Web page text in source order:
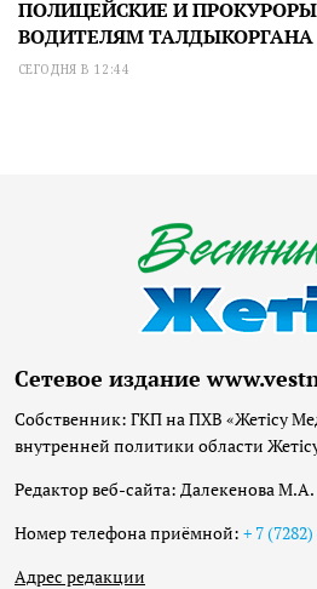
ПОЛИЦЕЙСКИЕ И
ВОДИТЕЛЯМ
СЕГОДНЯ В 12:44
Сетевое издание
Собственник: ГКП на ПХВ «Жетісу
внутренней политики области
Редактор веб-сайта: Далекенова М.А.
Номер телефона приёмной: + 7
Адрес редакции